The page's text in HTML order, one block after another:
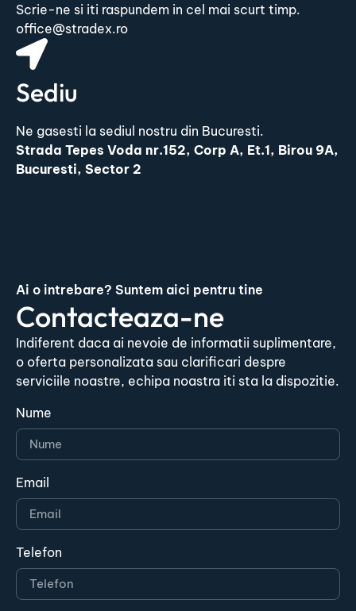
Scrie-ne si iti raspundem in cel mai scurt timp.
office@stradex.ro
Sediu
Ne gasesti la sediul nostru din Bucuresti.
Strada Tepes Voda nr.152, Corp A, Et.1, Birou 9A,
Bucuresti, Sector 2
Ai o intrebare? Suntem aici pentru tine
Contacteaza-ne
Indiferent daca ai nevoie de informatii suplimentare,
o oferta personalizata sau clarificari despre
serviciile noastre, echipa noastra iti sta la dispozitie.
Nume
Email
Telefon